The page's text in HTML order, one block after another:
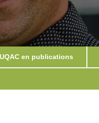
UQAC en publications